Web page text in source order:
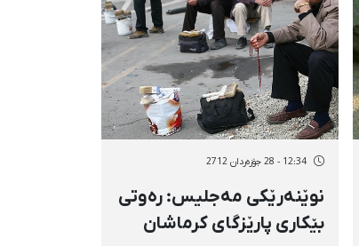
12:34 - 28 جۆزەردان 2712
نوێنەرێكی مەجلیس: رەوتی
بێكاری پارێزگای كرماشان